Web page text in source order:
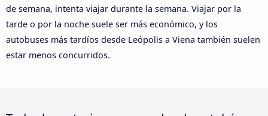
de semana, intenta viajar durante la semana. Viajar por la
tarde o por la noche suele ser más económico, y los
autobuses más tardíos desde Leópolis a Viena también suelen
estar menos concurridos.